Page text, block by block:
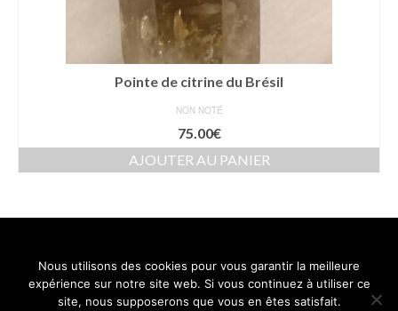
Pointe de citrine du Brésil
NON NOTÉ
75.00€
AJOUTER AU PANIER
Contact
Conditions générales de vente
Politique de confidentialité
Nous utilisons des cookies pour vous garantir la meilleure
expérience sur notre site web. Si vous continuez à utiliser ce
site, nous supposerons que vous en êtes satisfait.